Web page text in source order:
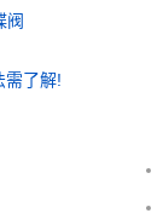
阀
需了解!